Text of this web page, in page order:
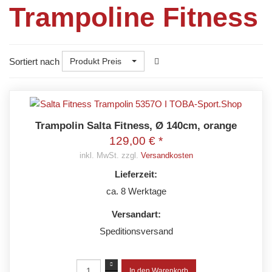
Trampoline Fitness
Sortiert nach Produkt Preis
Trampolin Salta Fitness, Ø 140cm, orange
129,00 € *
inkl. MwSt. zzgl. Versandkosten
Lieferzeit:
ca. 8 Werktage
Versandart:
Speditionsversand